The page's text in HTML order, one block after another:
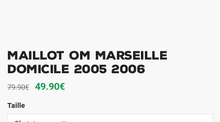
Maillot OM Marseille
Domicile 2005 2006
79.90€
Le
initial
49.90€Le
actuel
Taille